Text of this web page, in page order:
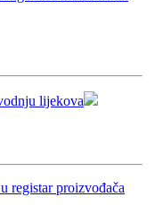
lijekova
registar proizvođača